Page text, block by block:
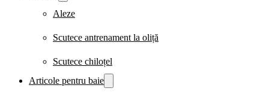
Aleze
Scutece antrenament la oliță
Scutece chiloțel
Articole pentru baie